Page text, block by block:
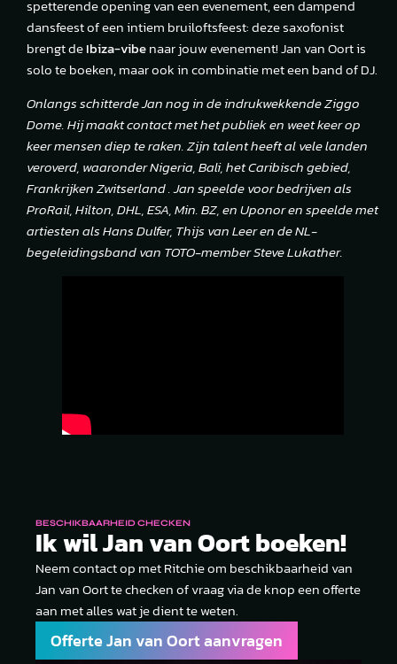
spetterende opening van een evenement, een dampend
dansfeest of een intiem bruiloftsfeest: deze saxofonist
brengt deIbiza-vibenaar jouw evenement! Jan van Oort is
solo te boeken, maar ook in combinatie met een band of DJ.
Onlangs schitterde Jan nog in de indrukwekkende Ziggo
Dome. Hij maakt contact met het publiek en weet keer op
keer mensen diep te raken. Zijn talent heeft al vele landen
veroverd, waaronder Nigeria, Bali, het Caribisch gebied,
Frankrijken Zwitserland . Jan speelde voor bedrijven als
ProRail, Hilton, DHL, ESA, Min. BZ, en Uponor en speelde met
artiesten als Hans Dulfer, Thijs van Leer en de NL-
begeleidingsband van TOTO-member Steve Lukather.
BESCHIKBAARHEID CHECKEN
Ik wil Jan van Oort boeken!
Neem contact op met Ritchie om beschikbaarheid van
Jan van Oort te checken of vraag via de knop een offerte
aan met alles wat je dient te weten.
Offerte Jan van Oort aanvragen